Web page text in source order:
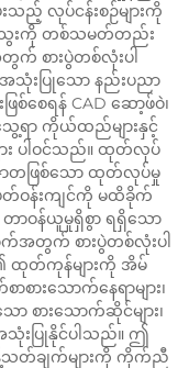
သည့် လုပ်ငန်းစဉ်များကို
ေးကို တစ်သမတ်တည်း
စားပွဲတစ်လုံးပါ
သုံးပြုသော နည်းပညာ
စ်စေရန် CAD ဆော့ဖ်ဝဲ၊
ရာ ကိုယ်ထည်များနှင့်
း ပါဝင်သည်။ ထုတ်လုပ်
ာတဖြစ်သော ထုတ်လုပ်မှု
ပတ်ဝန်းကျင်ကို မထိခိုက်
တာဝန်ယူမှုရှိစွာ ရရှိသော
က်အတွက် စားပွဲတစ်လုံးပါ
ထုတ်ကုန်များကို အိမ်
စားသောက်နေရာများ၊
ော စားသောက်ဆိုင်များ၊
အသုံးပြုနိုင်ပါသည်။ ဤ
တ်ချက်များကို ကိုက်ညီ